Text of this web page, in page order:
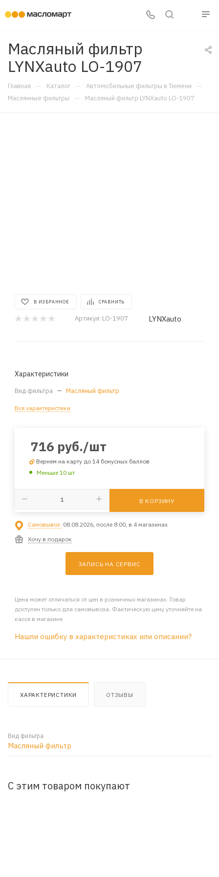
Масляный фильтр
LYNXauto LO-1907
Главная — Каталог — Автомобильные фильтры в Тюмени —
Маслянные фильтры — Масляный фильтр LYNXauto LO-1907
В ИЗБРАННОЕ СРАВНИТЬ
Артикул: LO-1907 LYNXauto
Характеристики
Вид фильтра — Масляный фильтр
Все характеристики
716 руб./шт
Вернем на карту до 14 бонусных баллов
Меньше 10 шт
В КОРЗИНУ
Самовывоз: 08.08.2026, после 8:00, в 4 магазинах
Хочу в подарок
ЗАПИСЬ НА СЕРВИС
Цена может отличаться от цен в розничных магазинах. Товар
доступен только для самовывоза. Фактическую цену уточняйте на
кассе в магазине
Нашли ошибку в характеристиках или описании?
ХАРАКТЕРИСТИКИ ОТЗЫВЫ
Вид фильтра
Масляный фильтр
С этим товаром покупают